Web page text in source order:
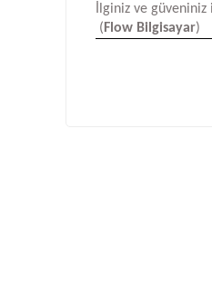
İlginiz ve
( Flow Bilgisayar)